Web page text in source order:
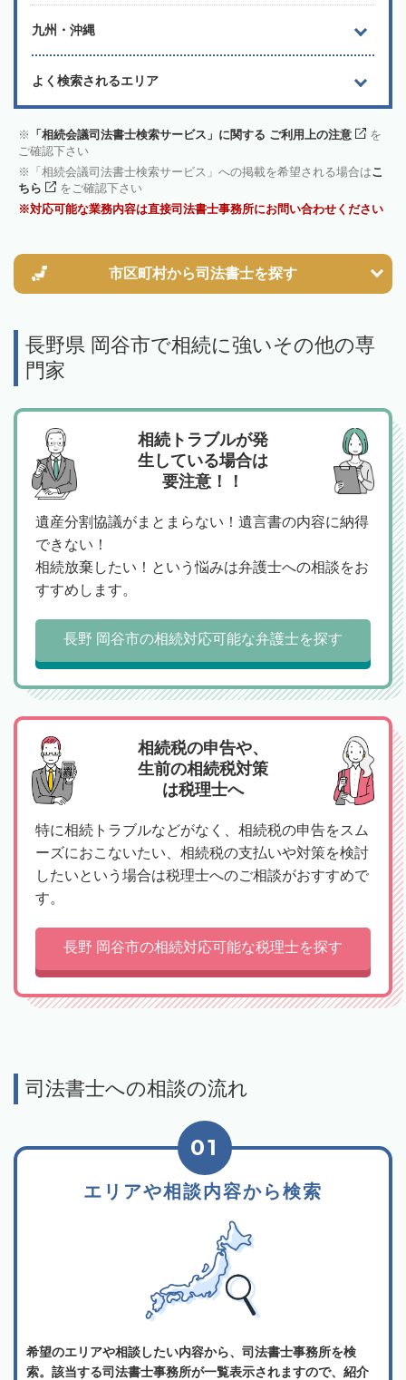
九州・沖縄
よく検索されるエリア
「相続会議司法書士検索サービス」に関する ご利用上の注意
を
ご確認下さい
「相続会議司法書士検索サービス」への掲載を希望される場合はこ
ちら
をご確認下さい
対応可能な業務内容は直接司法書士事務所にお問い合わせください
市区町村から司法書士を探す
長野県 岡谷市で相続に強いその他の専
門家
相続トラブルが発
生している場合は
要注意！！
遺産分割協議がまとまらない！遺言書の内容に納得
できない！
相続放棄したい！という悩みは弁護士への相談をお
すすめします。
長野 岡谷市の相続対応可能な弁護士を探す
相続税の申告や、
生前の相続税対策
は税理士へ
特に相続トラブルなどがなく、相続税の申告をスム
ーズにおこないたい、相続税の支払いや対策を検討
したいという場合は税理士へのご相談がおすすめで
す。
長野 岡谷市の相続対応可能な税理士を探す
司法書士への相談の流れ
エリアや相談内容から検索
01
希望のエリアや相談したい内容から、司法書士事務所を検
索。該当する司法書士事務所が一覧表示されますので、紹介